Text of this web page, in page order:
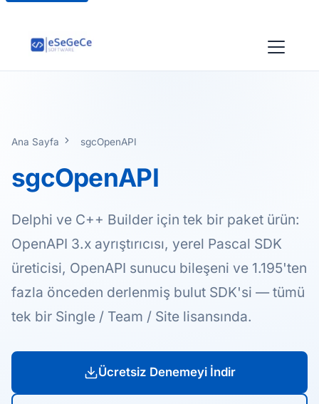
Ana Sayfa sgcOpenAPI
sgcOpenAPI
Delphi ve C++ Builder için tek bir paket ürün:
OpenAPI 3.x ayrıştırıcısı, yerel Pascal SDK
üreticisi, OpenAPI sunucu bileşeni ve 1.195'ten
fazla önceden derlenmiş bulut SDK'si — tümü
tek bir Single / Team / Site lisansında.
Ücretsiz Denemeyi İndir